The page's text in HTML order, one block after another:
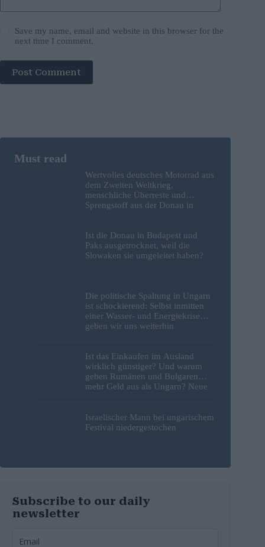
Save my name, email and website in this browser for the
next time I comment.
Post Comment
Wertvolles deutsches Motorrad aus
dem Zweiten Weltkrieg,
menschliche Überreste und
Sprengstoff aus der Donau in
Ist die Donau in Budapest und
Paks ausgetrocknet, weil die
Slowaken sie umgeleitet haben?
Die politische Spaltung in Ungarn
ist schockierend: Selbst inmitten
einer Wasser- und Energiekrise
geben wir uns weiterhin
Ist das Einkaufen im Ausland
wirklich günstiger? Und warum
geben Rumänen und Bulgaren
mehr Geld aus als Ungarn? Neue
Israelischer Mann bei ungarischem
Festival niedergestochen
Subscribe to our daily
newsletter